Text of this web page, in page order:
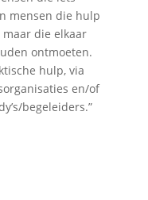
mensen die hulp
die elkaar
ontmoeten.
hulp, via
en/of
begeleiders.”